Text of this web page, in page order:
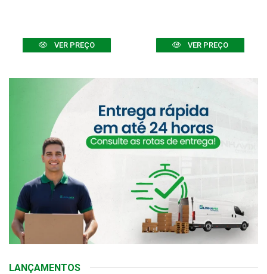
VER PREÇO VER PREÇO
LANÇAMENTOS